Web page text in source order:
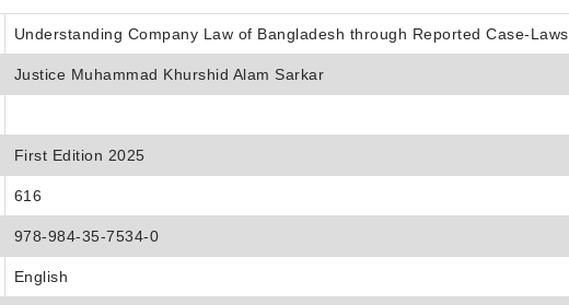
Understanding Company Law of Bangladesh through Reported Case-Laws
Justice Muhammad Khurshid Alam Sarkar
First Edition 2025
616
978-984-35-7534-0
English